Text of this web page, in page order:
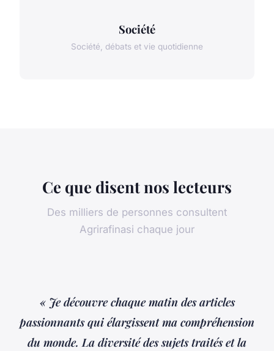
Société
Société, débats et vie quotidienne
Ce que disent nos lecteurs
Des milliers de personnes consultent
Agrirafinasi chaque jour
« Je découvre chaque matin des articles
passionnants qui élargissent ma compréhension
du monde. La diversité des sujets traités et la